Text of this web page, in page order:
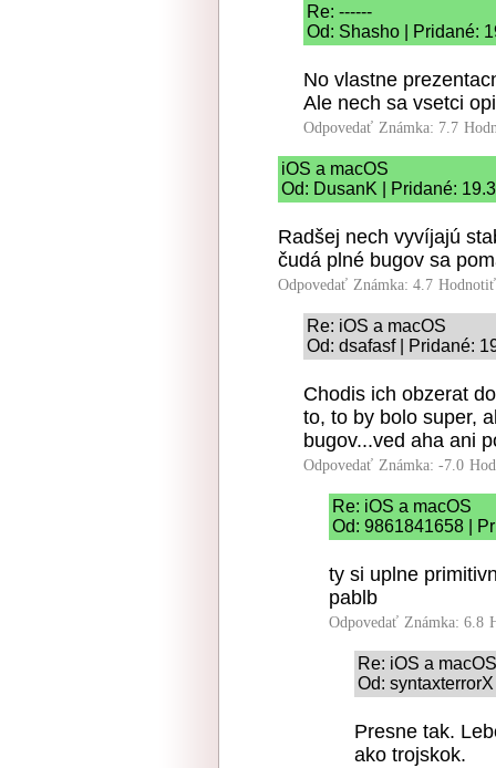
Re: ------
Od: Shasho | Pridané:
No vlastne
Ale nech sa vsetci
Odpovedať Známka: 7.7
iOS a macOS
Od: DusanK | Pridané:
Radšej nech vyvíjajú
čudá plné bugov sa
Odpovedať Známka: 4.7
Re: iOS a macOS
Od: dsafasf | Pridané:
Chodis ich obzerat
to, to by bolo super,
bugov...ved aha ani
Odpovedať Známka: -7.0
Re: iOS a macOS
Od: 9861841658 |
ty si uplne
pablb
Odpovedať Známka: 6.8
Re: iOS a macOS
Od:
Presne tak.
ako trojskok.